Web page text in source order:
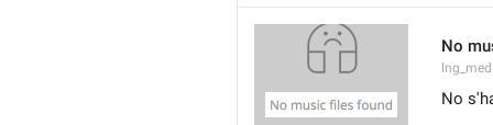
No
No